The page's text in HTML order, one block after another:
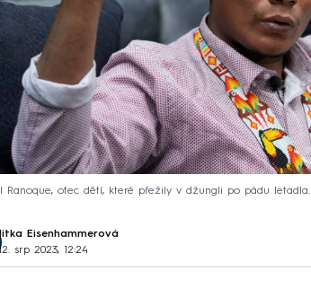
Ranoque, otec dětí, které přežily v džungli po pádu letadla.
Eisenhammerová
srp 2023, 12:24